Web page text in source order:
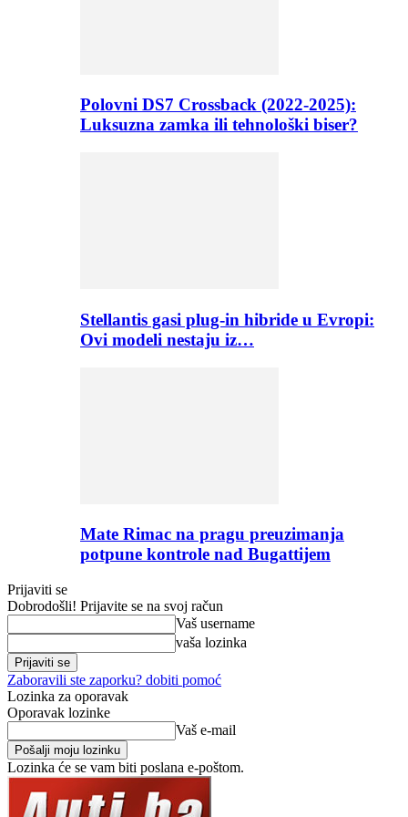
Polovni DS7 Crossback (2022-2025):
Luksuzna zamka ili tehnološki biser?
Stellantis gasi plug-in hibride u Evropi:
Ovi modeli nestaju iz…
Mate Rimac na pragu preuzimanja
potpune kontrole nad Bugattijem
Prijaviti se
Dobrodošli! Prijavite se na svoj račun
Vaš username
vaša lozinka
Zaboravili ste zaporku? dobiti pomoć
Lozinka za oporavak
Oporavak lozinke
Vaš e-mail
Lozinka će se vam biti poslana e-poštom.